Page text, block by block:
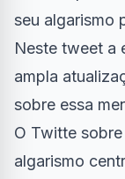
seu algarismo
Neste tweet a
ampla
sobre essa
O Twitte
algarismo